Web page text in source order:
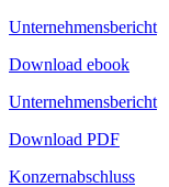
Unternehmensbericht
Download ebook
Unternehmensbericht
Download PDF
Konzernabschluss